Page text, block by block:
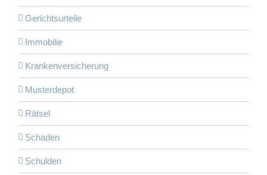
Gerichtsurteile
Immobilie
Krankenversicherung
Musterdepot
Rätsel
Schaden
Schulden